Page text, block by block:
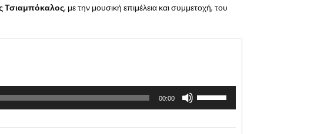
Τσιαμπόκαλος, με την μουσική επιμέλεια και συμμετοχή, του
00:00
Πάνω/